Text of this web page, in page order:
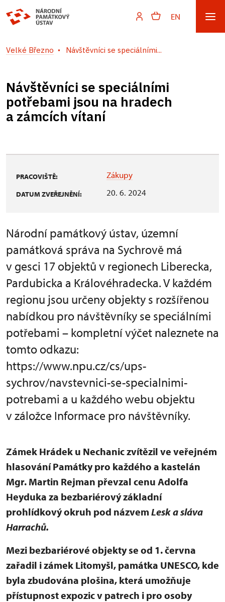
EN
Velké Březno Návštěvníci se speciálními...
Návštěvníci se speciálními
potřebami jsou na hradech
a zámcích vítaní
PRACOVIŠTĚ: Zákupy
DATUM ZVEŘEJNĚNÍ: 20. 6. 2024
Národní památkový ústav, územní
památková správa na Sychrově má
v gesci 17 objektů v regionech Liberecka,
Pardubicka a Královéhradecka. V každém
regionu jsou určeny objekty s rozšířenou
nabídkou pro návštěvníky se speciálními
potřebami – kompletní výčet naleznete na
tomto odkazu:
https://www.npu.cz/cs/ups-
sychrov/navstevnici-se-specialnimi-
potrebami a u každého webu objektu
v záložce Informace pro návštěvníky.
Zámek Hrádek u Nechanic zvítězil ve veřejném
hlasování Památky pro každého a kastelán
Mgr. Martin Rejman převzal cenu Adolfa
Heyduka za bezbariérový základní
prohlídkový okruh pod názvem Lesk a sláva
Harrachů.
Mezi bezbariérové objekty se od 1. června
zařadil i zámek Litomyšl, památka UNESCO, kde
byla zbudována plošina, která umožňuje
přístupnost expozic v patrech i pro osoby